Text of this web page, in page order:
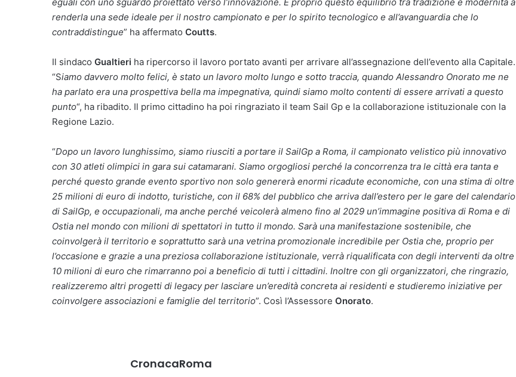
renderla una sede ideale per il nostro campionato e per lo spirito tecnologico e all’avanguardia che lo
contraddistingue” ha affermato Coutts.
Il sindaco Gualtieri ha ripercorso il lavoro portato avanti per arrivare all’assegnazione dell’evento alla Capitale.
“Siamo davvero molto felici, è stato un lavoro molto lungo e sotto traccia, quando Alessandro Onorato me ne
ha parlato era una prospettiva bella ma impegnativa, quindi siamo molto contenti di essere arrivati a questo
punto“, ha ribadito. Il primo cittadino ha poi ringraziato il team Sail Gp e la collaborazione istituzionale con la
Regione Lazio.
“Dopo un lavoro lunghissimo, siamo riusciti a portare il SailGp a Roma, il campionato velistico più innovativo
con 30 atleti olimpici in gara sui catamarani. Siamo orgogliosi perché la concorrenza tra le città era tanta e
perché questo grande evento sportivo non solo genererà enormi ricadute economiche, con una stima di oltre
25 milioni di euro di indotto, turistiche, con il 68% del pubblico che arriva dall’estero per le gare del calendario
di SailGp, e occupazionali, ma anche perché veicolerà almeno fino al 2029 un’immagine positiva di Roma e di
Ostia nel mondo con milioni di spettatori in tutto il mondo. Sarà una manifestazione sostenibile, che
coinvolgerà il territorio e soprattutto sarà una vetrina promozionale incredibile per Ostia che, proprio per
l’occasione e grazie a una preziosa collaborazione istituzionale, verrà riqualificata con degli interventi da oltre
10 milioni di euro che rimarranno poi a beneficio di tutti i cittadini. Inoltre con gli organizzatori, che ringrazio,
realizzeremo altri progetti di legacy per lasciare un’eredità concreta ai residenti e studieremo iniziative per
coinvolgere associazioni e famiglie del territorio”. Così l’Assessore Onorato.
CronacaRoma